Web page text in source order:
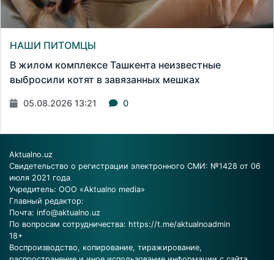
НАШИ ПИТОМЦЫ
В жилом комплексе Ташкента неизвестные
выбросили котят в завязанных мешках
05.08.2026 13:21 0
Aktualno.uz
Свидетельство о регистрации электронного СМИ: №1428 от 06
июля 2021 года
Учредитель: ООО «Aktualno media»
Главный редактор:
Почта: info@aktualno.uz
По вопросам сотрудничества: https://t.me/aktualnoadmin
18+
Воспроизводство, копирование, тиражирование,